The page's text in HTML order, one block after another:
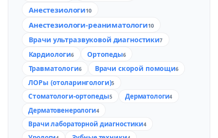
Анестезиологи10
Анестезиологи-реаниматологи10
Врачи ультразвуковой диагностики7
Кардиологи6 Ортопеды6
Травматологи6 Врачи скорой помощи6
ЛОРы (отоларингологи)5
Стоматологи-ортопеды5 Дерматологи4
Дерматовенерологи4
Врачи лабораторной диагностики4